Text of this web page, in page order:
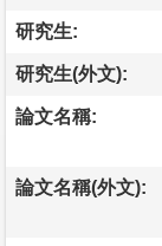
研究生:
研究生(外文):
論文名稱:
論文名稱(外文):